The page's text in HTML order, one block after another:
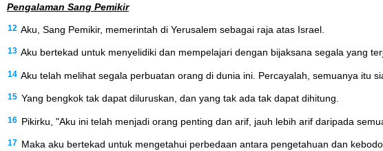
Pengalaman Sang Pemikir
12 Aku, Sang Pemikir, memerintah di Yerusalem sebagai raja atas Israel.
13 Aku bertekad untuk menyelidiki dan mempelajari dengan bijaksana segala yang
14 Aku telah melihat segala perbuatan orang di dunia ini. Percayalah, semuanya itu
15 Yang bengkok tak dapat diluruskan, dan yang tak ada tak dapat dihitung.
16 Pikirku, "Aku ini telah menjadi orang penting dan arif, jauh lebih arif daripada
17 Maka aku bertekad untuk mengetahui perbedaan antara pengetahuan dan